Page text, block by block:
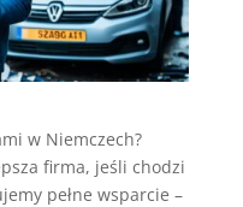
w Niemczech?
firma, jeśli chodzi
pełne wsparcie –